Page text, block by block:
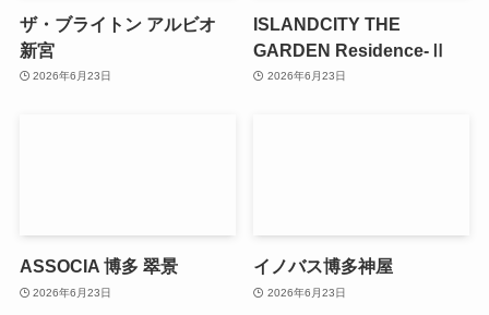
ザ・ブライトン アルビオ
新宮
2026年6月23日
ISLANDCITY THE
GARDEN Residence-Ⅱ
2026年6月23日
ASSOCIA 博多 翠景
2026年6月23日
イノバス博多神屋
2026年6月23日